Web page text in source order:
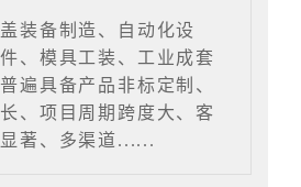
装备制造、自动化设
、模具工装、工业成套
遍具备产品非标定制、
、项目周期跨度大、客
著、多渠道......